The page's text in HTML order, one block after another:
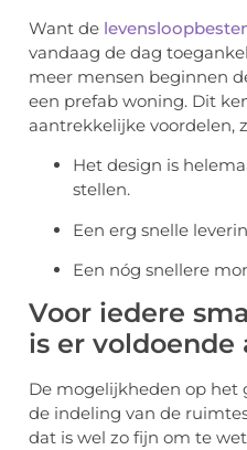
Want de
vandaag de dag
meer mensen beginnen
een prefab woning. Dit
aantrekkelijke voordelen,
Het design is
stellen.
Een erg snelle
Een nóg snellere
Voor iedere
is er voldoende
De mogelijkheden op het
de indeling van de
dat is wel zo fijn om te